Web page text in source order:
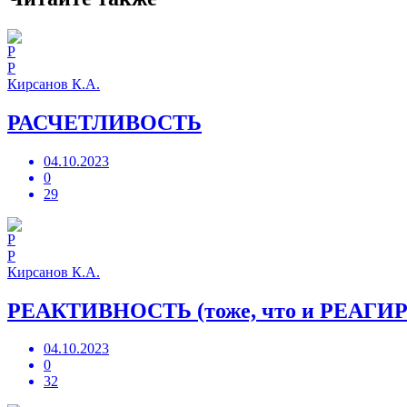
Р
Кирсанов К.А.
РАСЧЕТЛИВОСТЬ
04.10.2023
0
29
Р
Кирсанов К.А.
РЕАКТИВНОСТЬ (тоже, что и
04.10.2023
0
32